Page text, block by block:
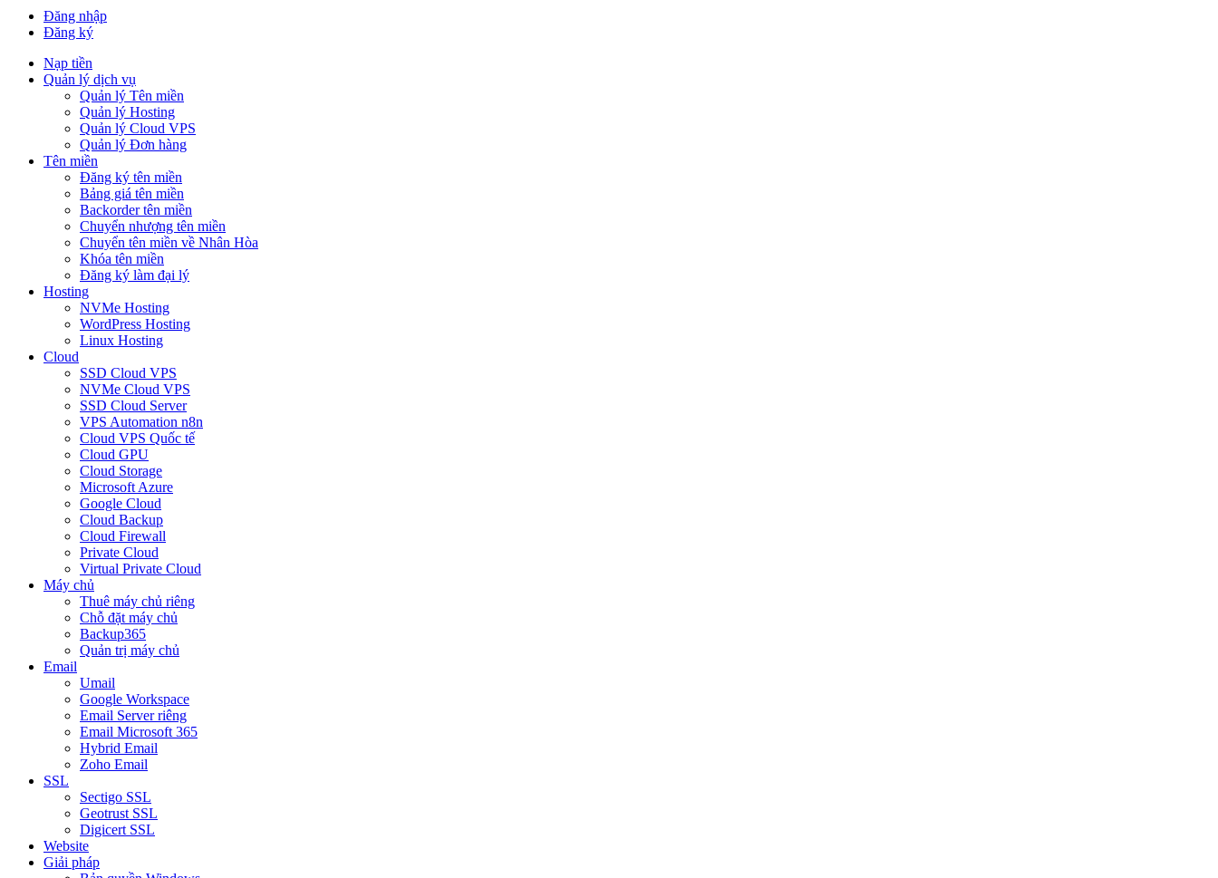
Đăng nhập
Đăng ký
Nạp tiền
Quản lý dịch vụ
Quản lý Tên miền
Quản lý Hosting
Quản lý Cloud VPS
Quản lý Đơn hàng
Tên miền
Đăng ký tên miền
Bảng giá tên miền
Backorder tên miền
Chuyển nhượng tên miền
Chuyển tên miền về Nhân Hòa
Khóa tên miền
Đăng ký làm đại lý
Hosting
NVMe Hosting
WordPress Hosting
Linux Hosting
Cloud
SSD Cloud VPS
NVMe Cloud VPS
SSD Cloud Server
VPS Automation n8n
Cloud VPS Quốc tế
Cloud GPU
Cloud Storage
Microsoft Azure
Google Cloud
Cloud Backup
Cloud Firewall
Private Cloud
Virtual Private Cloud
Máy chủ
Thuê máy chủ riêng
Chỗ đặt máy chủ
Backup365
Quản trị máy chủ
Email
Umail
Google Workspace
Email Server riêng
Email Microsoft 365
Hybrid Email
Zoho Email
SSL
Sectigo SSL
Geotrust SSL
Digicert SSL
Website
Giải pháp